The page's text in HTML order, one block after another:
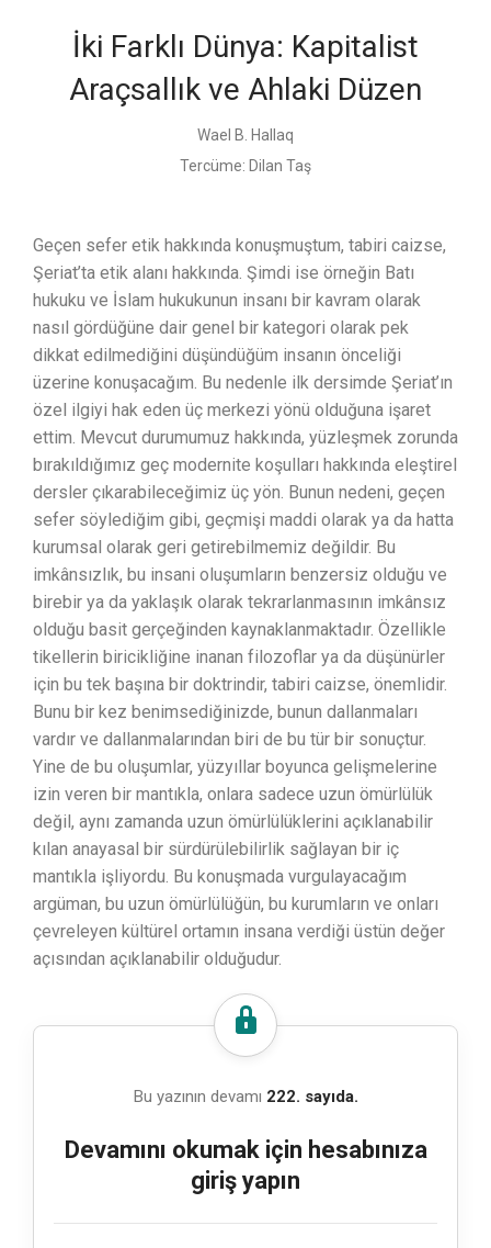
İki Farklı Dünya: Kapitalist
Araçsallık ve Ahlaki Düzen
Wael B. Hallaq
Tercüme: Dilan Taş
Geçen sefer etik hakkında konuşmuştum, tabiri caizse,
Şeriat’ta etik alanı hakkında. Şimdi ise örneğin Batı
hukuku ve İslam hukukunun insanı bir kavram olarak
nasıl gördüğüne dair genel bir kategori olarak pek
dikkat edilmediğini düşündüğüm insanın önceliği
üzerine konuşacağım. Bu nedenle ilk dersimde Şeriat’ın
özel ilgiyi hak eden üç merkezi yönü olduğuna işaret
ettim. Mevcut durumumuz hakkında, yüzleşmek zorunda
bırakıldığımız geç modernite koşulları hakkında eleştirel
dersler çıkarabileceğimiz üç yön. Bunun nedeni, geçen
sefer söylediğim gibi, geçmişi maddi olarak ya da hatta
kurumsal olarak geri getirebilmemiz değildir. Bu
imkânsızlık, bu insani oluşumların benzersiz olduğu ve
birebir ya da yaklaşık olarak tekrarlanmasının imkânsız
olduğu basit gerçeğinden kaynaklanmaktadır. Özellikle
tikellerin biricikliğine inanan filozoflar ya da düşünürler
için bu tek başına bir doktrindir, tabiri caizse, önemlidir.
Bunu bir kez benimsediğinizde, bunun dallanmaları
vardır ve dallanmalarından biri de bu tür bir sonuçtur.
Yine de bu oluşumlar, yüzyıllar boyunca gelişmelerine
izin veren bir mantıkla, onlara sadece uzun ömürlülük
değil, aynı zamanda uzun ömürlülüklerini açıklanabilir
kılan anayasal bir sürdürülebilirlik sağlayan bir iç
mantıkla işliyordu. Bu konuşmada vurgulayacağım
argüman, bu uzun ömürlülüğün, bu kurumların ve onları
çevreleyen kültürel ortamın insana verdiği üstün değer
açısından açıklanabilir olduğudur.
Bu yazının devamı 222. sayıda.
Devamını okumak için hesabınıza
giriş yapın